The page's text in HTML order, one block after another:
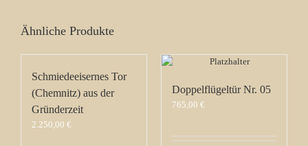
Ähnliche Produkte
Schmiedeeisernes Tor
(Chemnitz) aus der
Gründerzeit
2.250,00 €
Doppelflügeltür Nr. 05
765,00 €